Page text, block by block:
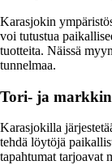
Karasjokin
voi tutustua
tuotteita. Näissä
tunnelmaa.
Tori- ja
Karasjokilla
tehdä löytöjä
tapahtumat tarjoavat